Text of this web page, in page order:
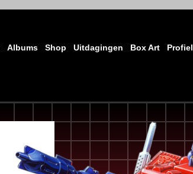
Albums Shop Uitdagingen Box Art Profiel